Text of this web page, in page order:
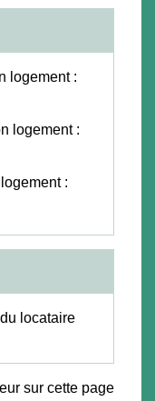
logement :
logement :
:
locataire
sur cette page